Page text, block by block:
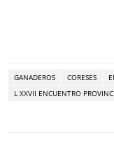
GANADEROS CORESES
L XXVII ENCUENTRO